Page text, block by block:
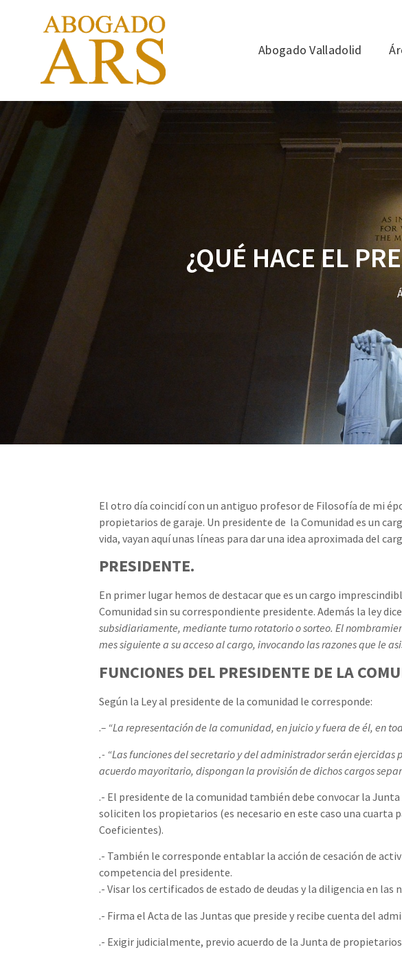
Abogado Valladolid
¿QUÉ HACE EL
El otro día coincidí con un antiguo profesor de Filosofía de mi
propietarios de garaje. Un presidente de la Comunidad es un
vida, vayan aquí unas líneas para dar una idea aproximada del
PRESIDENTE.
En primer lugar hemos de destacar que es un cargo
Comunidad sin su correspondiente presidente. Además la ley dice
subsidiariamente, mediante turno rotatorio o sorteo. El
mes siguiente a su acceso al cargo, invocando las razones que le
FUNCIONES DEL PRESIDENTE DE LA
Según la Ley al presidente de la comunidad le corresponde:
.– “La representación de la comunidad, en juicio y fuera de él, en
.- “Las funciones del secretario y del administrador serán
acuerdo mayoritario, dispongan la provisión de dichos cargos
.- El presidente de la comunidad también debe convocar la
soliciten los propietarios (es necesario en este caso una cuarta
Coeficientes).
.- También le corresponde entablar la acción de cesación de
competencia del presidente.
.- Visar los certificados de estado de deudas y la diligencia en
.- Firma el Acta de las Juntas que preside y recibe cuenta del
.- Exigir judicialmente, previo acuerdo de la Junta de